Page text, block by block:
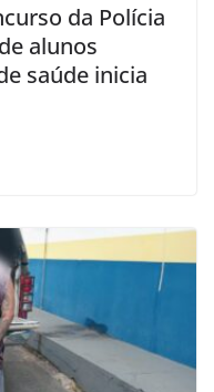
da Polícia
alunos
saúde inicia